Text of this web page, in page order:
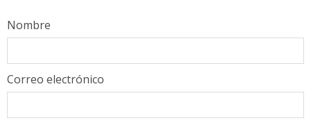
Nombre
Correo electrónico